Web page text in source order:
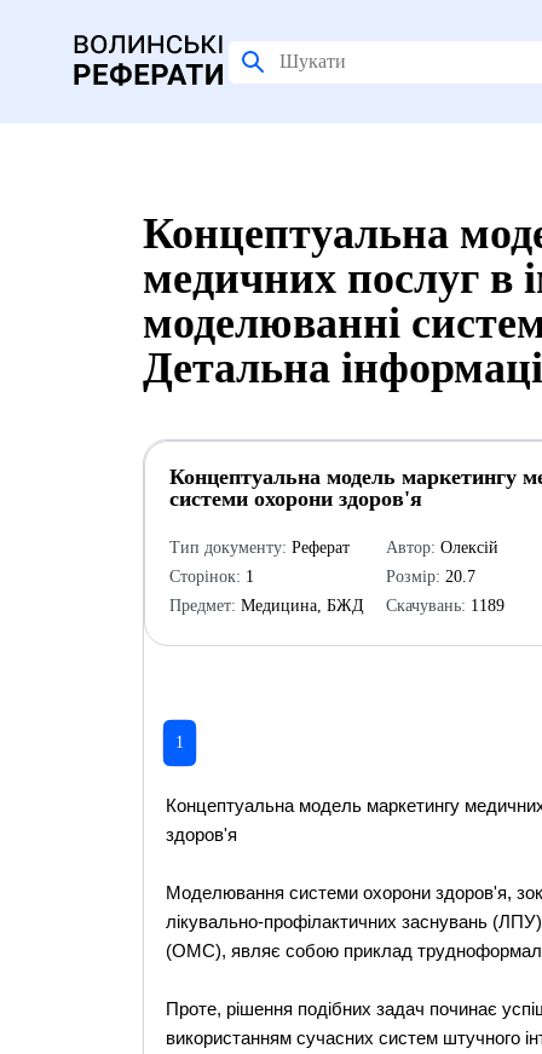
Концептуальна
медичних послуг в
моделюванні
Детальна
Концептуальна модель маркетингу
системи охорони здоров'я
Тип документу: Реферат
Сторінок: 1
Предмет: Медицина, БЖД
Автор: Олексій
Розмір: 20.7
Скачувань: 1189
1
Концептуальна модель маркетингу
здоров'я
Моделювання системи охорони здоров'я,
лікувально-профілактичних заснувань
(ОМС), являє собою приклад
Проте, рішення подібних задач починає
використанням сучасних систем штучного